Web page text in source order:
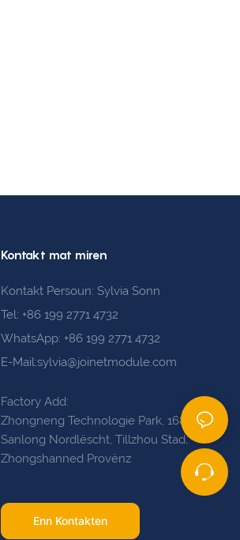
Kontakt mat miren
Kontakt Persoun: Sylvia Sonn
Tel: +86 199 2771 4732
WhatsApp: +86 199 2771 4732
E-Mail:sylvia@joinetmodule.com
Factory Add:
Zhongneng Technologie Park, 168
Sanlong Nordlëscht, Tillzhou Stad,
Zhongshanned Provënz
Enn Kontakten